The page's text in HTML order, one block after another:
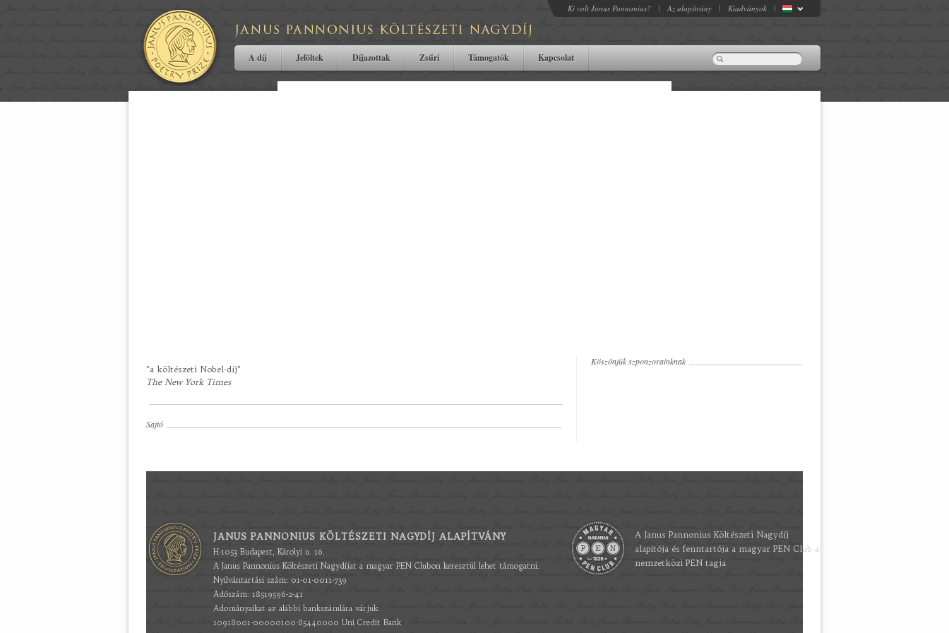
Ki volt Janus Pannonius? Az alapítvány Kiadványok
A díj Jelöltek Díjazottak Zsűri Támogatók Kapcsolat
"a költészeti Nobel-díj"
The New York Times
Sajtó
Köszönjük szponzorainknak
JANUS PANNONIUS KÖLTÉSZETI NAGYDÍJ ALAPÍTVÁNY
H-1053 Budapest, Károlyi u. 16.
A Janus Pannonius Költészeti Nagydíjat a magyar PEN Clubon keresztül lehet támogatni.
Nyilvántartási szám: 01-01-0011-739
Adószám: 18519596-2-41
Adományaikat az alábbi bankszámlára várjuk:
10918001-00000100-85440000 Uni Credit Bank
A Janus Pannonius Költészeti Nagydíj
alapítója és fenntartója a magyar PEN Club a
nemzetközi PEN tagja